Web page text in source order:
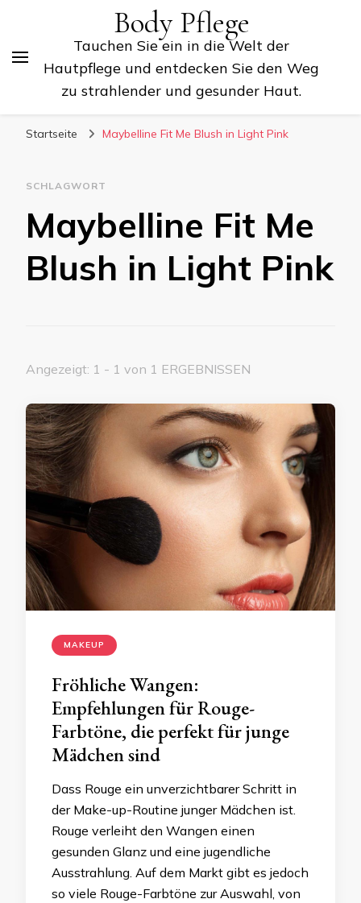
Body Pflege
Tauchen Sie ein in die Welt der
Hautpflege und entdecken Sie den Weg
zu strahlender und gesunder Haut.
Startseite Maybelline Fit Me Blush in Light Pink
SCHLAGWORT
Maybelline Fit Me
Blush in Light Pink
Angezeigt: 1 - 1 von 1 ERGEBNISSEN
MAKEUP
Fröhliche Wangen:
Empfehlungen für Rouge-
Farbtöne, die perfekt für junge
Mädchen sind
Dass Rouge ein unverzichtbarer Schritt in
der Make-up-Routine junger Mädchen ist.
Rouge verleiht den Wangen einen
gesunden Glanz und eine jugendliche
Ausstrahlung. Auf dem Markt gibt es jedoch
so viele Rouge-Farbtöne zur Auswahl, von